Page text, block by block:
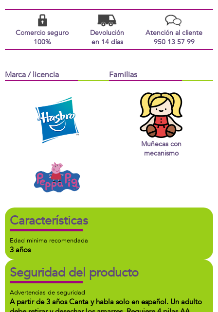
Comercio seguro
100%
Devolución
en 14 días
Atención al cliente
950 13 57 99
Marca / licencia Familias
Muñecas con
mecanismo
Características
Edad minima recomendada
3 años
Seguridad del producto
Advertencias de seguridad
A partir de 3 años Canta y habla solo en español. Un adulto